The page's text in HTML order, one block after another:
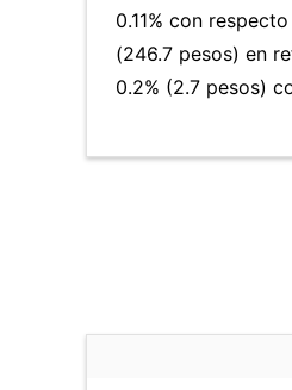
0.11% con
(246.7 pesos) en
0.2% (2.7 pesos)